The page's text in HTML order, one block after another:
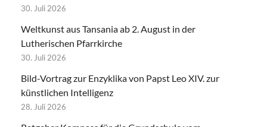
30. Juli 2026
Weltkunst aus Tansania ab 2. August in der
Lutherischen Pfarrkirche
30. Juli 2026
Bild-Vortrag zur Enzyklika von Papst Leo XIV. zur
künstlichen Intelligenz
28. Juli 2026